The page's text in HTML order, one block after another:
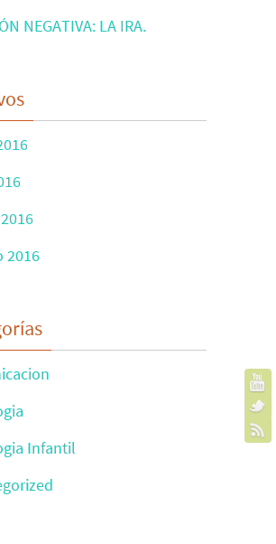
NEGATIVA: LA IRA.
2016
Infantil